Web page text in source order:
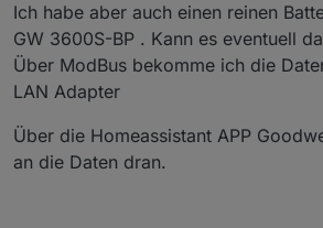
Ich habe aber auch einen reinen
GW 3600S-BP . Kann es eventuell
Über ModBus bekomme ich die
LAN Adapter
Über die Homeassistant APP
an die Daten dran.